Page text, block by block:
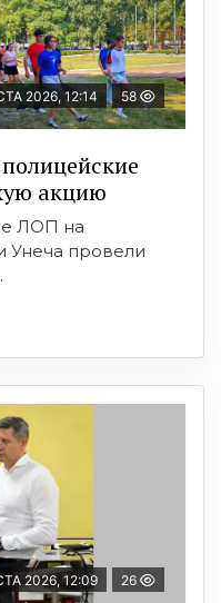
2026, 12:14 58
акцию
ЛОП на
Унеча провели
2026, 12:09 26